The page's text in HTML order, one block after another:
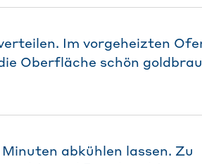
Im vorgeheizten
Oberfläche schön
abkühlen lassen. Zu